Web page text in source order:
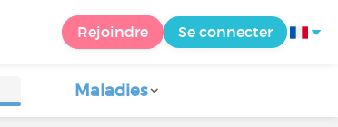
Rejoindre Se connecter
Maladies